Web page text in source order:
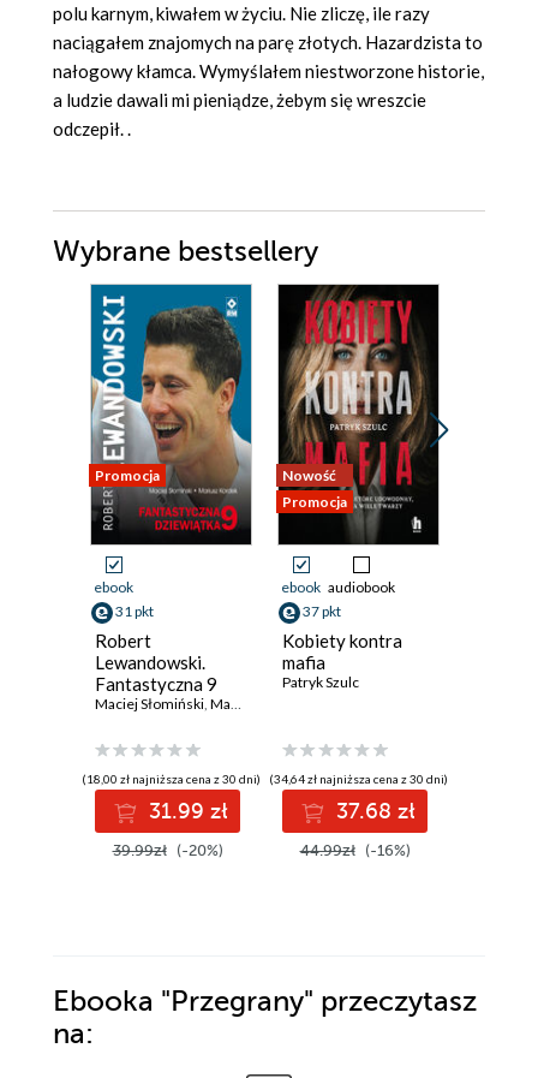
polu karnym, kiwałem w życiu. Nie zliczę, ile razy
naciągałem znajomych na parę złotych. Hazardzista to
nałogowy kłamca. Wymyślałem niestworzone historie,
a ludzie dawali mi pieniądze, żebym się wreszcie
odczepił. .
Wybrane bestsellery
Promocja
ebook
31 pkt
Robert
Lewandowski.
Fantastyczna 9
Maciej Słomiński Mariusz Kordek
(18,00 zł najniższa cena z 30 dni)
31.99 zł
39.99zł (-20%)
Nowość
Promocja
ebook audiobook
37 pkt
Kobiety kontra
mafia
Patryk Szulc
(34,64 zł najniższa cena z 30 dni)
37.68 zł
44.99zł (-16%)
Ebooka "Przegrany" przeczytasz
na: